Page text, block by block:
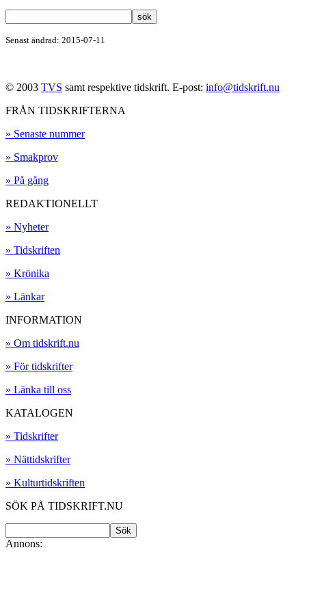
Senast ändrad: 2015-07-11
© 2003 TVS samt respektive tidskrift. E-post: info@tidskrift.nu
FRÅN TIDSKRIFTERNA
» Senaste nummer
» Smakprov
» På gång
REDAKTIONELLT
» Nyheter
» Tidskriften
» Krönika
» Länkar
INFORMATION
» Om tidskrift.nu
» För tidskrifter
» Länka till oss
KATALOGEN
» Tidskrifter
» Nättidskrifter
» Kulturtidskriften
SÖK PÅ TIDSKRIFT.NU
Annons: